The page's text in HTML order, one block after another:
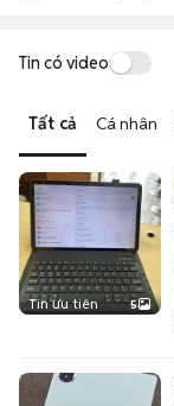
Tin có video
Tất cả Cá nhân
Tin ưu tiên 5